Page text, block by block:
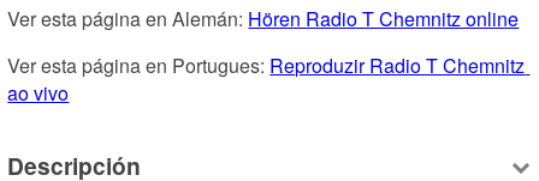
Ver esta página en Alemán: Hören Radio T Chemnitz online
Ver esta página en Portugues: Reproduzir Radio T Chemnitz
ao vivo
Descripción